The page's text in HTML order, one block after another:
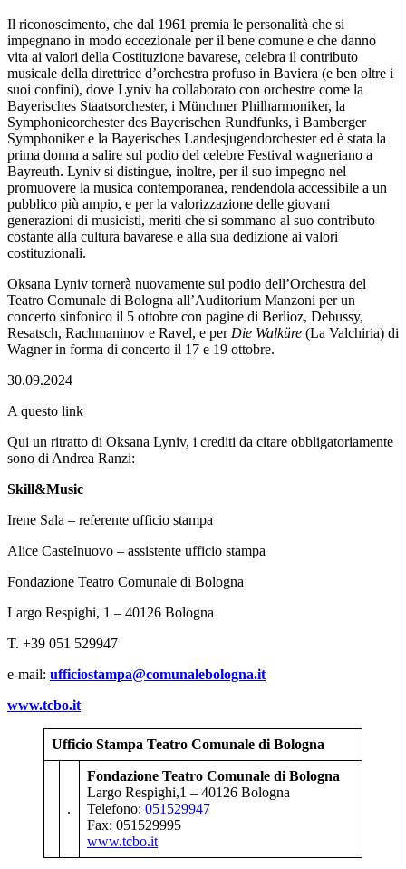
Il riconoscimento, che dal 1961 premia le personalità che si
impegnano in modo eccezionale per il bene comune e che danno
vita ai valori della Costituzione bavarese, celebra il contributo
musicale della direttrice d’orchestra profuso in Baviera (e ben oltre i
suoi confini), dove Lyniv ha collaborato con orchestre come la
Bayerisches Staatsorchester, i Münchner Philharmoniker, la
Symphonieorchester des Bayerischen Rundfunks, i Bamberger
Symphoniker e la Bayerisches Landesjugendorchester ed è stata la
prima donna a salire sul podio del celebre Festival wagneriano a
Bayreuth. Lyniv si distingue, inoltre, per il suo impegno nel
promuovere la musica contemporanea, rendendola accessibile a un
pubblico più ampio, e per la valorizzazione delle giovani
generazioni di musicisti, meriti che si sommano al suo contributo
costante alla cultura bavarese e alla sua dedizione ai valori
costituzionali.
Oksana Lyniv tornerà nuovamente sul podio dell’Orchestra del
Teatro Comunale di Bologna all’Auditorium Manzoni per un
concerto sinfonico il 5 ottobre con pagine di Berlioz, Debussy,
Resatsch, Rachmaninov e Ravel, e per Die Walküre (La Valchiria) di
Wagner in forma di concerto il 17 e 19 ottobre.
30.09.2024
A questo link
Qui un ritratto di Oksana Lyniv, i crediti da citare obbligatoriamente
sono di Andrea Ranzi:
Skill&Music
Irene Sala – referente ufficio stampa
Alice Castelnuovo – assistente ufficio stampa
Fondazione Teatro Comunale di Bologna
Largo Respighi, 1 – 40126 Bologna
T. +39 051 529947
e-mail: ufficiostampa@comunalebologna.it
www.tcbo.it
Ufficio Stampa Teatro Comunale di Bologna
.
Fondazione Teatro Comunale di Bologna
Largo Respighi,1 – 40126 Bologna
Telefono: 051529947
Fax: 051529995
www.tcbo.it